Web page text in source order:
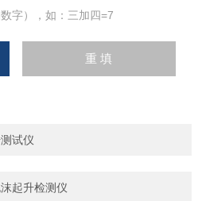
字），如：三加四=7
试仪
起升检测仪